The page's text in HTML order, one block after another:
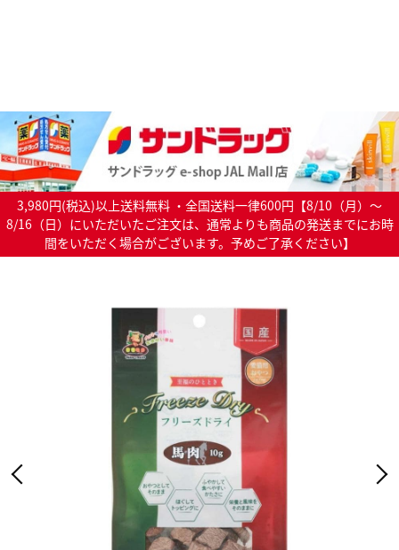
3,980円(税込)以上送料無料 ・全国送料一律600円【8/10（月）～
8/16（日）にいただいたご注文は、通常よりも商品の発送までにお時
間をいただく場合がございます。予めご了承ください】